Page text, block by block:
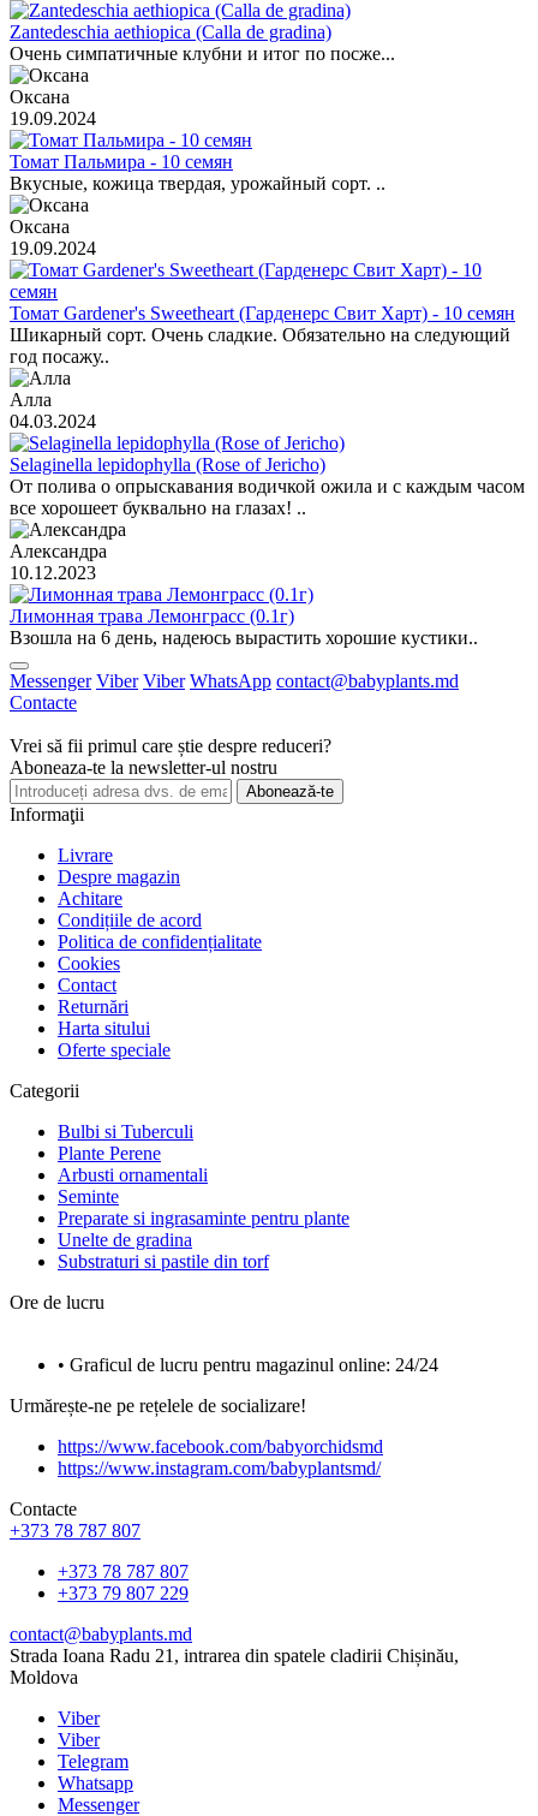
Zantedeschia aethiopica (Calla de gradina)
Очень симпатичные клубни и итог по посже...
Оксана
19.09.2024
Томат Пальмира - 10 семян
Вкусные, кожица твердая, урожайный сорт. ..
Оксана
19.09.2024
Томат Gardener's Sweetheart (Гарденерс Свит Харт) - 10 семян
Шикарный сорт. Очень сладкие. Обязательно на следующий
год посажу..
Алла
04.03.2024
Selaginella lepidophylla (Rose of Jericho)
От полива о опрыскавания водичкой ожила и с каждым часом
все хорошеет буквально на глазах! ..
Александра
10.12.2023
Лимонная трава Лемонграсс (0.1г)
Взошла на 6 день, надеюсь вырастить хорошие кустики..
Messenger Viber Viber WhatsApp contact@babyplants.md
Contacte
Vrei să fii primul care știe despre reduceri?
Aboneaza-te la newsletter-ul nostru
Abonează-te
Informaţii
Livrare
Despre magazin
Achitare
Condițiile de acord
Politica de confidențialitate
Cookies
Contact
Returnări
Harta sitului
Oferte speciale
Categorii
Bulbi si Tuberculi
Plante Perene
Arbusti ornamentali
Seminte
Preparate si ingrasaminte pentru plante
Unelte de gradina
Substraturi si pastile din torf
Ore de lucru
• Graficul de lucru pentru magazinul online: 24/24
Urmărește-ne pe rețelele de socializare!
https://www.facebook.com/babyorchidsmd
https://www.instagram.com/babyplantsmd/
Contacte
+373 78 787 807
+373 78 787 807
+373 79 807 229
contact@babyplants.md
Strada Ioana Radu 21, intrarea din spatele cladirii Chișinău,
Moldova
Viber
Viber
Telegram
Whatsapp
Messenger